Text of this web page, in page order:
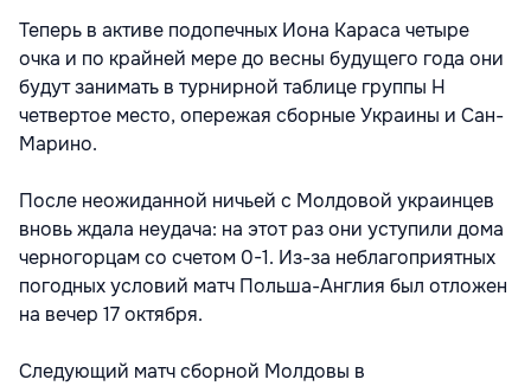
Теперь в активе подопечных Иона Караса четыре
очка и по крайней мере до весны будущего года они
будут занимать в турнирной таблице группы Н
четвертое место, опережая сборные Украины и Сан-
Марино.
После неожиданной ничьей с Молдовой украинцев
вновь ждала неудача: на этот раз они уступили дома
черногорцам со счетом 0-1. Из-за неблагоприятных
погодных условий матч Польша-Англия был отложен
на вечер 17 октября.
Следующий матч сборной Молдовы в